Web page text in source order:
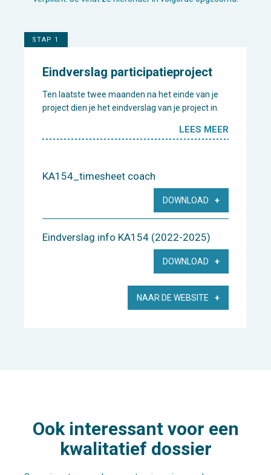
STAP 1
Eindverslag participatieproject
Ten laatste twee maanden na het einde van je
project dien je het eindverslag van je project in.
LEES MEER
KA154_timesheet coach
DOWNLOAD
Eindverslag info KA154 (2022-2025)
DOWNLOAD
NAAR DE WEBSITE
Ook interessant voor een
kwalitatief dossier